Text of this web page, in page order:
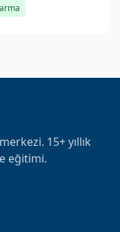
15+ yıllık
eğitimi.